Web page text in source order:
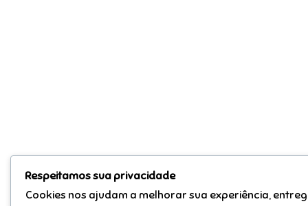
Respeitamos sua privacidade
Cookies nos ajudam a melhorar sua experiência,